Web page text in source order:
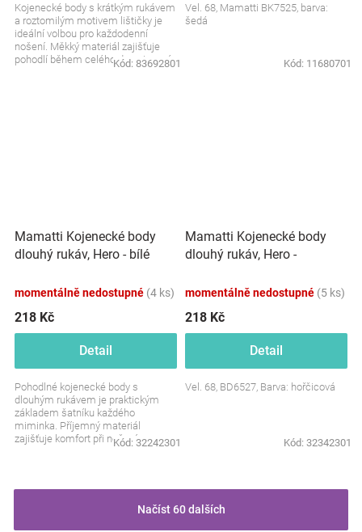
Kojenecké body s krátkým rukávem
a roztomilým motivem lištičky je
ideální volbou pro každodenní
nošení. Měkký materiál zajišťuje
pohodlí během celého dne. Jemné
Kód: 83692801
Vel. 68, Mamatti BK7525, barva:
šedá
Kód: 11680701
Mamatti Kojenecké body
dlouhý rukáv, Hero - bílé
momentálně nedostupné (4 ks)
218 Kč
Detail
Pohodlné kojenecké body s
dlouhým rukávem je praktickým
základem šatníku každého
miminka. Příjemný materiál
zajišťuje komfort při nošení a
Kód: 32242301
Mamatti Kojenecké body
dlouhý rukáv, Hero -
momentálně nedostupné (5 ks)
218 Kč
Detail
Vel. 68, BD6527, Barva: hořčicová
Kód: 32342301
Načíst 60 dalších